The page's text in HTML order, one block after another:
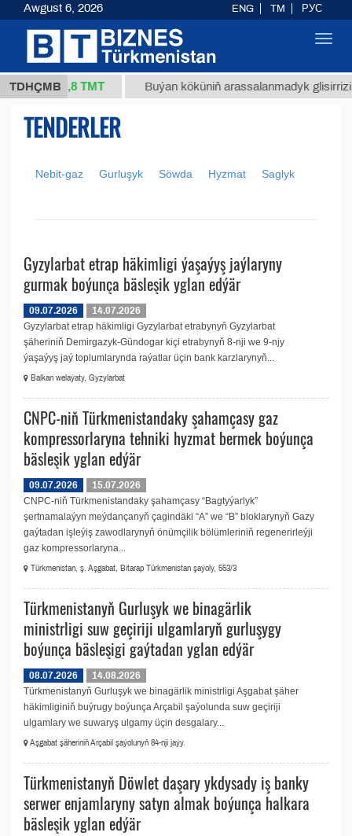
TDHÇMB
1 (kg.) 37,8 ТМТ Buýan köküniň arassalanmadyk
TENDERLER
Nebit-gaz Gurluşyk Söwda Hyzmat Saglyk
Gyzylarbat etrap häkimligi ýaşaýyş jaýlaryny
gurmak boýunça bäsleşik yglan edýär
09.07.2026
14.07.2026
Gyzylarbat etrap häkimligi Gyzylarbat etrabynyň Gyzylarbat
şäheriniň Demirgazyk-Gündogar kiçi etrabynyň 8-nji we 9-njy
ýaşaýyş jaý toplumlarynda raýatlar üçin bank karzlarynyň...
Balkan welaýaty, Gyzylarbat
CNPC-niň Türkmenistandaky şahamçasy gaz
kompressorlaryna tehniki hyzmat bermek boýunça
bäsleşik yglan edýär
09.07.2026
15.07.2026
CNPC-niň Türkmenistandaky şahamçasy “Bagtyýarlyk”
şertnamalaýyn meýdançanyň çagindäki “A” we “B” bloklarynyň Gazy
gaýtadan işleýiş zawodlarynyň önümçilik bölümleriniň regenerirleýji
gaz kompressorlaryna...
Türkmenistan, ş. Aşgabat, Bitarap Türkmenistan şaýoly, 553/3
Türkmenistanyň Gurluşyk we binagärlik
ministrligi suw geçiriji ulgamlaryň gurluşygy
boýunça bäsleşigi gaýtadan yglan edýär
08.07.2026
14.08.2026
Türkmenistanyň Gurluşyk we binagärlik ministrligi Aşgabat şäher
häkimliginiň buýrugy boýunça Arçabil şaýolunda suw geçiriji
ulgamlary we suwaryş ulgamy üçin desgalary...
Aşgabat şäheriniň Arçabil şaýolunyň 84-nji jaýy.
Türkmenistanyň Döwlet daşary ykdysady iş banky
serwer enjamlaryny satyn almak boýunça halkara
bäsleşik yglan edýär
Awgust 6, 2026 ENG TM РУС